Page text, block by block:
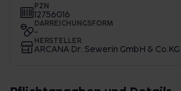
PZN
12756016
DARREICHUNGSFORM
-
HERSTELLER
ARCANA Dr. Sewerin GmbH & Co.KG